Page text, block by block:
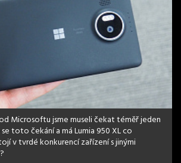
Microsoftu jsme museli čekat téměř jeden
toto čekání a má Lumia 950 XL co
v tvrdé konkurencí zařízení s jinými